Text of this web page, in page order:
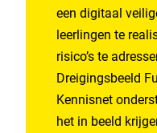
een digitaal
leerlingen te
risico’s te
Dreigingsbeeld
Kennisnet
het in beeld